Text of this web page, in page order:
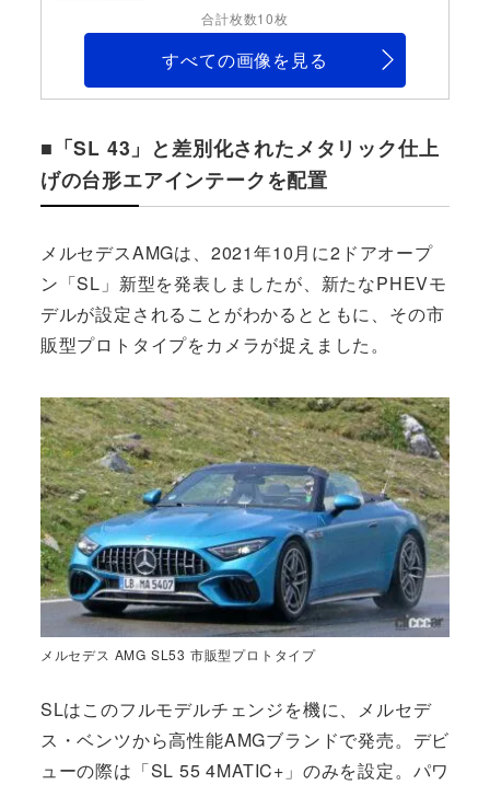
合計枚数10枚
すべての画像を見る
■「SL 43」と差別化されたメタリック仕上
げの台形エアインテークを配置
メルセデスAMGは、2021年10月に2ドアオープ
ン「SL」新型を発表しましたが、新たなPHEVモ
デルが設定されることがわかるとともに、その市
販型プロトタイプをカメラが捉えました。
メルセデス AMG SL53 市販型プロトタイプ
SLはこのフルモデルチェンジを機に、メルセデ
ス・ベンツから高性能AMGブランドで発売。デビ
ューの際は「SL 55 4MATIC+」のみを設定。パワ